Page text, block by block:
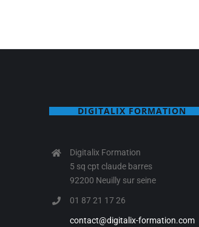
DIGITALIX FORMATION
Digitalix Formation
5 sq cpt claude barres
92200 Neuilly sur seine
01 87 21 17 26
contact@digitalix-formation.com